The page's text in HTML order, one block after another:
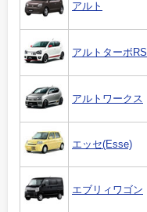
アルト
アルトターボRS
アルトワークス
エッセ(Esse)
エブリィワゴン